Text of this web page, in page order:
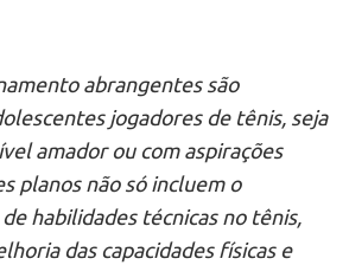
abrangentes são
jogadores de tênis, seja
amador ou com aspirações
planos não só incluem o
habilidades técnicas no tênis,
das capacidades físicas e